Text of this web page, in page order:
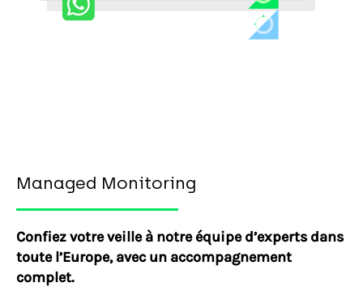
Managed Monitoring
Confiez votre veille à notre équipe d’experts dans
toute l’Europe, avec un accompagnement
complet.